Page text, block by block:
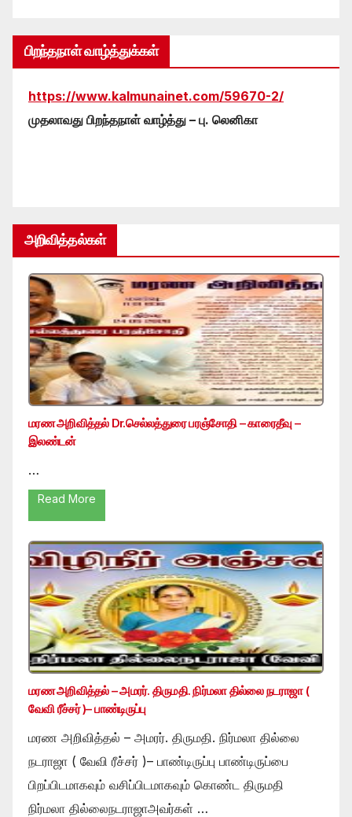
பிறந்தநாள் வாழ்த்துக்கள்
https://www.kalmunainet.com/59670-2/
முதலாவது பிறந்தநாள் வாழ்த்து – பு. லெனிகா
அறிவித்தல்கள்
மரண அறிவித்தல் Dr.செல்லத்துரை பரஞ்சோதி – காரைதீவு –
இலண்டன்
…
Read More
மரண அறிவித்தல் – அமரர். திருமதி. நிர்மலா தில்லை நடராஜா (
வேவி ரீச்சர் )– பாண்டிருப்பு
மரண அறிவித்தல் – அமரர். திருமதி. நிர்மலா தில்லை
நடராஜா ( வேவி ரீச்சர் )– பாண்டிருப்பு பாண்டிருப்பை
பிறப்பிடமாகவும் வசிப்பிடமாகவும் கொண்ட திருமதி
நிர்மலா தில்லைநடராஜாஅவர்கள் …